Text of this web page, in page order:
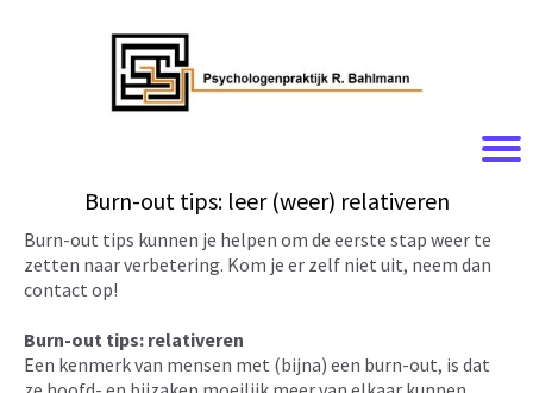
Burn-out tips: leer (weer) relativeren
Burn-out tips kunnen je helpen om de eerste stap weer te
zetten naar verbetering. Kom je er zelf niet uit, neem dan
contact op!
Burn-out tips: relativeren
Een kenmerk van mensen met (bijna) een burn-out, is dat